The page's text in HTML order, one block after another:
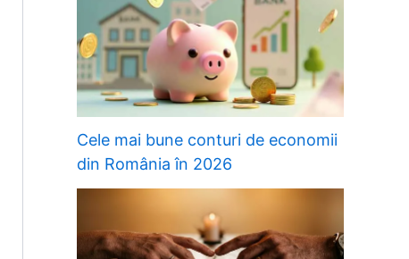
Cele mai bune conturi de economii
din România în 2026